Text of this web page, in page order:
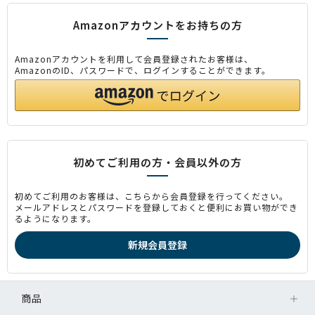
Amazonアカウントをお持ちの方
Amazonアカウントを利用して会員登録されたお客様は、
AmazonのID、パスワードで、ログインすることができます。
初めてご利用の方・会員以外の方
初めてご利用のお客様は、こちらから会員登録を行ってください。
メールアドレスとパスワードを登録しておくと便利にお買い物ができ
るようになります。
商品